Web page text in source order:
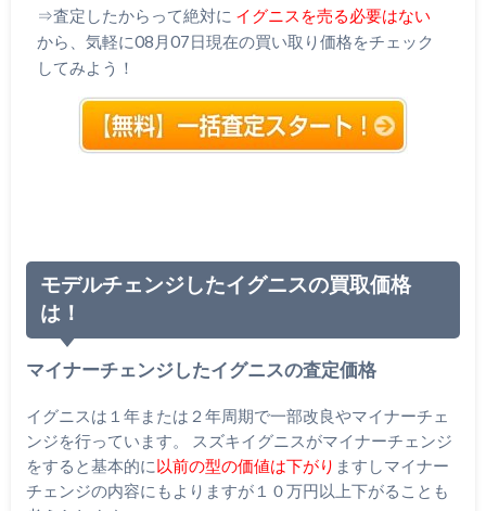
⇒査定したからって絶対に イグニスを売る必要はない
から、気軽に08月07日現在の買い取り価格をチェック
してみよう！
モデルチェンジしたイグニスの買取価格
は！
マイナーチェンジしたイグニスの査定価格
イグニスは１年または２年周期で一部改良やマイナーチェ
ンジを行っています。 スズキイグニスがマイナーチェンジ
をすると基本的に以前の型の価値は下がり ますしマイナー
チェンジの内容にもよりますが１０万円以上下がることも